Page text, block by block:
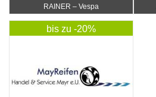
RAINER – Vespa
bis zu -20%